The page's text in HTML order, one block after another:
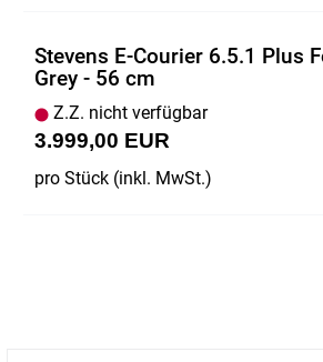
Stevens E-Courier 6.5.1 Plus
Grey - 56 cm
Z.Z. nicht verfügbar
3.999,00 EUR
pro Stück (inkl. MwSt.)